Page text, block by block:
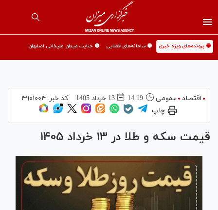
🟡 پرونده‌های ویژه خبری 🟡 سامانه‌های قضایی 🟡 جنایت میدان علیخانی اصفهان
اقتصاد عمومی 14:19 13 خرداد 1405 کد خبر:۴۹۰۱۰۰۴
چاپ
قیمت سکه و طلا در ۱۳ خرداد ۱۴۰۵